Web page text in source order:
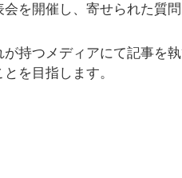
を開催し、寄せられた質問
持つメディアにて記事を執
を目指します。